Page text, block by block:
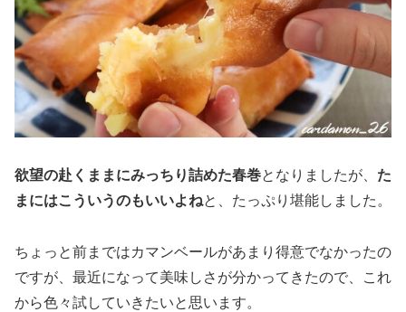
欲望の赴くままにみっちり詰めた春巻となりましたが、 た
まにはこういうのもいいよねと、たっぷり堪能しました。
ちょっと前まではカマンベールがあまり得意でなかったの
ですが、最近になって美味しさが分かってきたので、これ
から色々試していきたいと思います。